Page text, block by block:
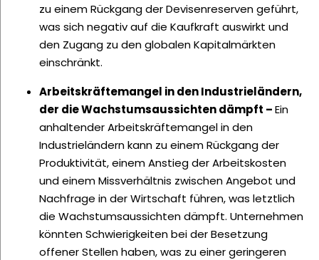
zu einem Rückgang der Devisenreserven geführt,
was sich negativ auf die Kaufkraft auswirkt und
den Zugang zu den globalen Kapitalmärkten
einschränkt.
Arbeitskräftemangel in den Industrieländern,
der die Wachstumsaussichten dämpft –Ein
anhaltender Arbeitskräftemangel in den
Industrieländern kann zu einem Rückgang der
Produktivität, einem Anstieg der Arbeitskosten
und einem Missverhältnis zwischen Angebot und
Nachfrage in der Wirtschaft führen, was letztlich
die Wachstumsaussichten dämpft. Unternehmen
könnten Schwierigkeiten bei der Besetzung
offener Stellen haben, was zu einer geringeren